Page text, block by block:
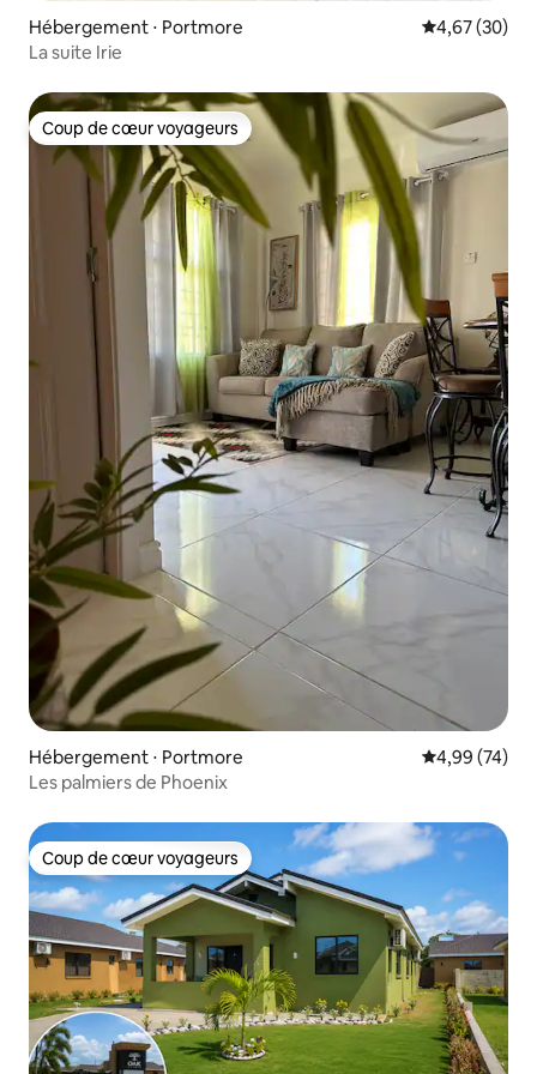
Hébergement ⋅ Portmore Évaluation
4,67 (30)
La suite Irie
Coup de cœur voyageurs
Coup de cœur voyageurs
Hébergement ⋅ Portmore Évaluation
4,99 (74)
Les palmiers de Phoenix
Coup de cœur voyageurs
Coup de cœur voyageurs